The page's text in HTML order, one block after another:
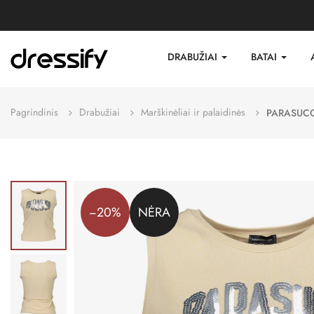
DRABUŽIAI BATAI
Pagrindinis Drabužiai Marškinėliai ir palaidinės
−20% NĖRA